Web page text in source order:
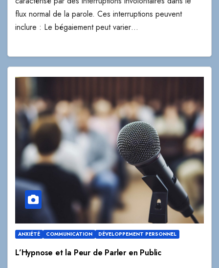
flux normal de la parole. Ces interruptions peuvent
inclure : Le bégaiement peut varier…
ANXIÉTÉ COMMUNICATION DÉVELOPPEMENT PERSONNEL
L’Hypnose et la Peur de Parler en Public